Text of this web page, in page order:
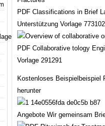
PDF Classifications in Brief
Unterstützung Vorlage
PDF Collaborative tology
Vorlage 291291
Kostenloses Beispielbeispiel
herunter
Angebote Wir gemeinsam